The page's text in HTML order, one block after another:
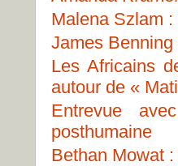
Malena Szlam
James
Les Africains
autour de «
Entrevue
posthumaine
Bethan Mowat